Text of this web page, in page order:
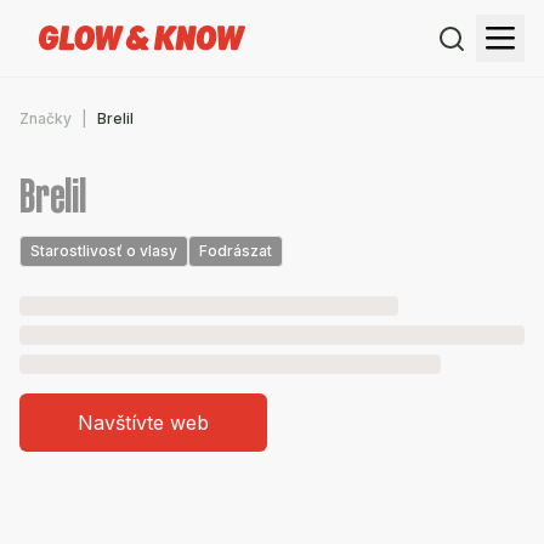
Značky Brelil
Brelil
Starostlivosť o vlasy Fodrászat
Navštívte web